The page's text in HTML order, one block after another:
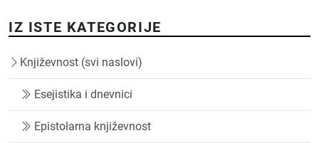
IZ ISTE KATEGORIJE
Književnost (svi naslovi)
Esejistika i dnevnici
Epistolarna književnost